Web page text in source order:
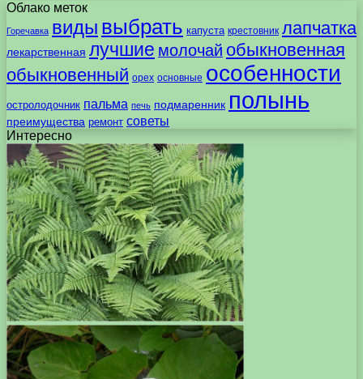
Облако меток
Горечавка виды выбрать капуста крестовник лапчатка
лекарственная лучшие молочай обыкновенная
обыкновенный орех основные особенности
остролодочник пальма печь подмаренник полынь
преимущества ремонт советы
Интересно